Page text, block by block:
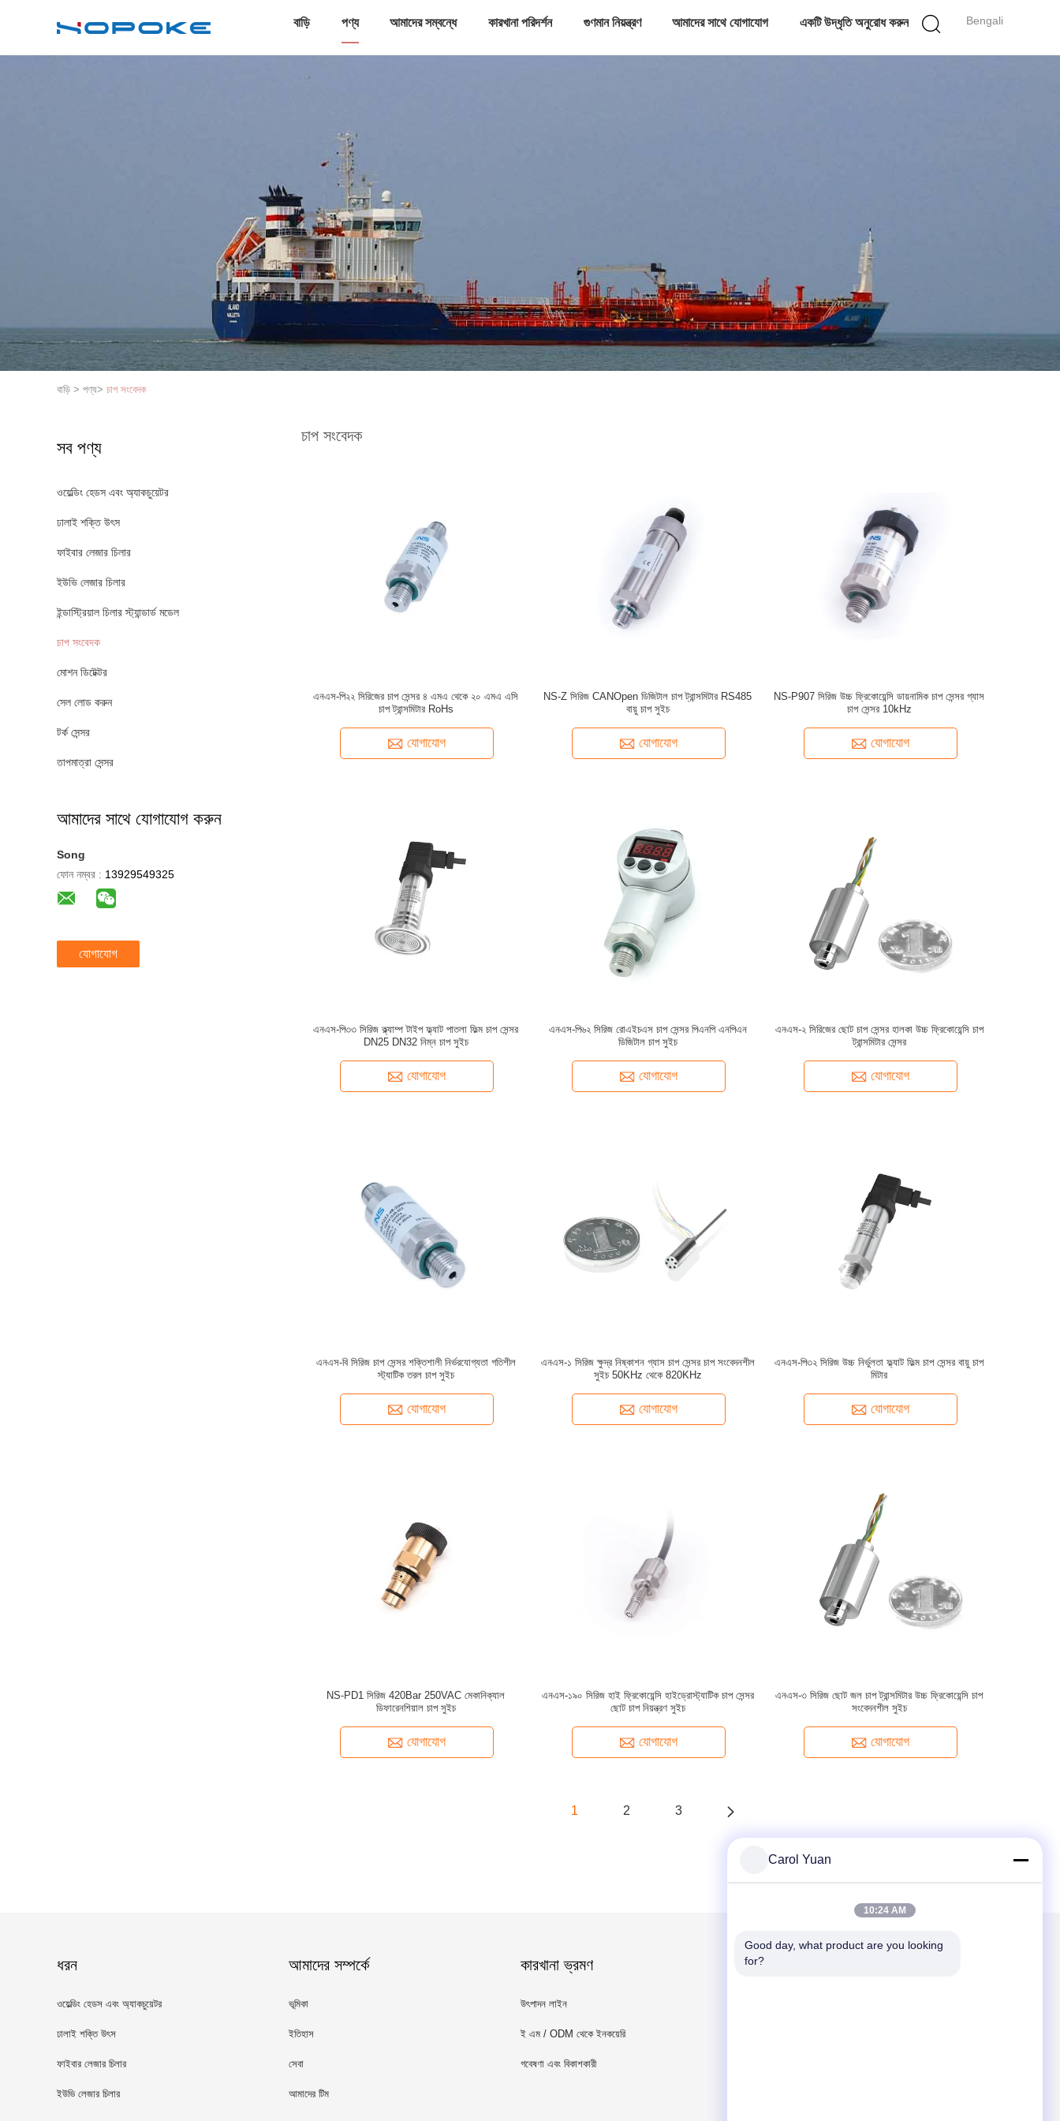
Bengali
বাড়ি পণ্য আমাদের সম্বন্ধে কারখানা পরিদর্শন গুণমান নিয়ন্ত্রণ আমাদের সাথে যোগাযোগ একটি উদ্ধৃতি অনুরোধ করুন
বাড়ি > পণ্য> চাপ সংবেদক
সব পণ্য
ওয়েল্ডিং হেডস এবং অ্যাকচুয়েটর
ঢালাই শক্তি উৎস
ফাইবার লেজার চিলার
ইউভি লেজার চিলার
ইন্ডাস্ট্রিয়াল চিলার স্ট্যান্ডার্ড মডেল
চাপ সংবেদক
মোশন ডিটেক্টর
সেল লোড করুন
টর্ক সেন্সর
তাপমাত্রা সেন্সর
আমাদের সাথে যোগাযোগ করুন
Song
ফোন নম্বর : 13929549325
যোগাযোগ
চাপ সংবেদক
এনএস-পি২২ সিরিজের চাপ সেন্সর ৪ এমএ থেকে ২০ এমএ এসি
চাপ ট্রান্সমিটার RoHs
যোগাযোগ
NS-Z সিরিজ CANOpen ডিজিটাল চাপ ট্রান্সমিটার RS485
বায়ু চাপ সুইচ
যোগাযোগ
NS-P907 সিরিজ উচ্চ ফ্রিকোয়েন্সি ডায়নামিক চাপ সেন্সর গ্যাস
চাপ সেন্সর 10kHz
যোগাযোগ
এনএস-পি৩৩ সিরিজ ক্ল্যাম্প টাইপ ফ্ল্যাট পাতলা ফিল্ম চাপ সেন্সর
DN25 DN32 নিম্ন চাপ সুইচ
যোগাযোগ
এনএস-পি৬২ সিরিজ রোএইচএস চাপ সেন্সর পিএনপি এনপিএন
ডিজিটাল চাপ সুইচ
যোগাযোগ
এনএস-২ সিরিজের ছোট চাপ সেন্সর হালকা উচ্চ ফ্রিকোয়েন্সি চাপ
ট্রান্সমিটার সেন্সর
যোগাযোগ
এনএস-বি সিরিজ চাপ সেন্সর শক্তিশালী নির্ভরযোগ্যতা গতিশীল
স্ট্যাটিক তরল চাপ সুইচ
যোগাযোগ
এনএস-১ সিরিজ ক্ষুদ্র নিষ্কাশন গ্যাস চাপ সেন্সর চাপ সংবেদনশীল
সুইচ 50KHz থেকে 820KHz
যোগাযোগ
এনএস-পি৩২ সিরিজ উচ্চ নির্ভুলতা ফ্ল্যাট ফিল্ম চাপ সেন্সর বায়ু চাপ
মিটার
যোগাযোগ
NS-PD1 সিরিজ 420Bar 250VAC মেকানিক্যাল
ডিফারেনশিয়াল চাপ সুইচ
যোগাযোগ
এনএস-১৯০ সিরিজ হাই ফ্রিকোয়েন্সি হাইড্রোস্ট্যাটিক চাপ সেন্সর
ছোট চাপ নিয়ন্ত্রণ সুইচ
যোগাযোগ
এনএস-৩ সিরিজ ছোট জল চাপ ট্রান্সমিটার উচ্চ ফ্রিকোয়েন্সি চাপ
সংবেদনশীল সুইচ
যোগাযোগ
1 2 3
ধরন
ওয়েল্ডিং হেডস এবং অ্যাকচুয়েটর
ঢালাই শক্তি উৎস
ফাইবার লেজার চিলার
ইউভি লেজার চিলার
আমাদের সম্পর্কে
ভূমিকা
ইতিহাস
সেবা
আমাদের টিম
কারখানা ভ্রমণ
উৎপাদন লাইন
ই এম / ODM থেকে ইনকয়েরি
গবেষণা এবং বিকাশকারী
আমাদের মেইল ​​করুন
Carol Yuan
10:24 AM
Good day, what product are you looking
for?